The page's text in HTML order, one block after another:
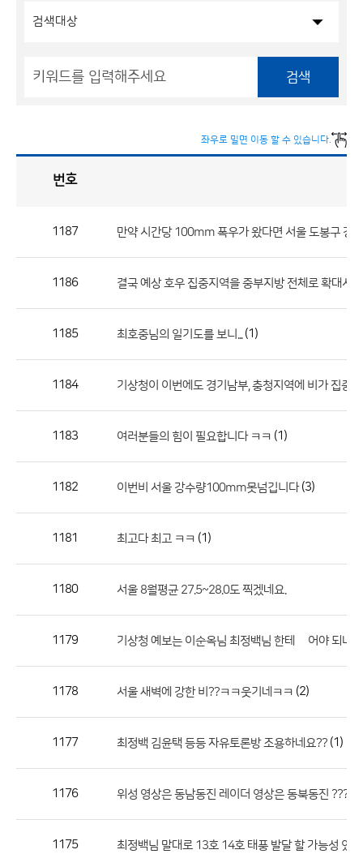
검색
좌우로 밀면 이동 할 수 있습니다.
론
호,
록
공
번호
1187 만약 시간당 100mm 폭우가 왔다면 서울 도봉구 강
1186 결국 예상 호우 집중지역을 중부지방 전체로 확대시
1185 최호중님의 일기도를 보니... (1)
1184 기상청이 이번에도 경기남부, 충청지역에 비가 집중
1183 여러분들의 힘이 필요합니다 ㅋㅋ (1)
1182 이번비 서울 강수량100mm못넘깁니다(3)
1181 최고다 최고 ㅋㅋ (1)
1180 서울 8월평균 27.5~28.0도 찍겠네요.
1179 기상청 예보는 이순옥님 최정백님 한테 밎어야 되나
1178 서울 새벽에 강한 비??ㅋㅋ웃기네ㅋㅋ (2)
1177 최정백 김윤택 등등 자유토론방 조용하네요?? (1)
1176 위성 영상은 동남동진 레이더 영상은 동북동진 ???
1175 최정백님 말대로 13호 14호 태풍 발달 할 가능성 있